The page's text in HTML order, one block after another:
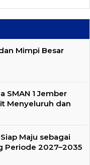
Mimpi Besar
SMAN 1 Jember
Menyeluruh dan
Maju sebagai
Periode 2027–2035